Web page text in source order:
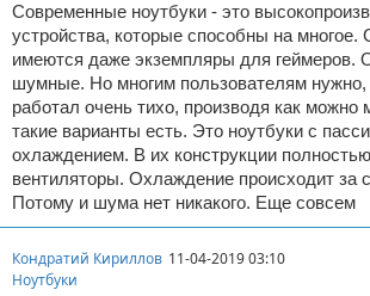
Современные ноутбуки - это
устройства, которые способны на многое.
имеются даже экземпляры для геймеров.
шумные. Но многим пользователям нужно,
работал очень тихо, производя как
такие варианты есть. Это ноутбуки с
охлаждением. В их конструкции
вентиляторы. Охлаждение происходит за
Потому и шума нет никакого. Еще совсем
Кондратий Кириллов 11-04-2019 03:10
Ноутбуки